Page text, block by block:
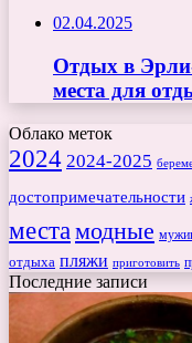
02.04.2025
Отдых в
места для
Облако меток
2024 2024-2025
достопримечательности
места модные
отдыха пляжи приготовить
Последние записи